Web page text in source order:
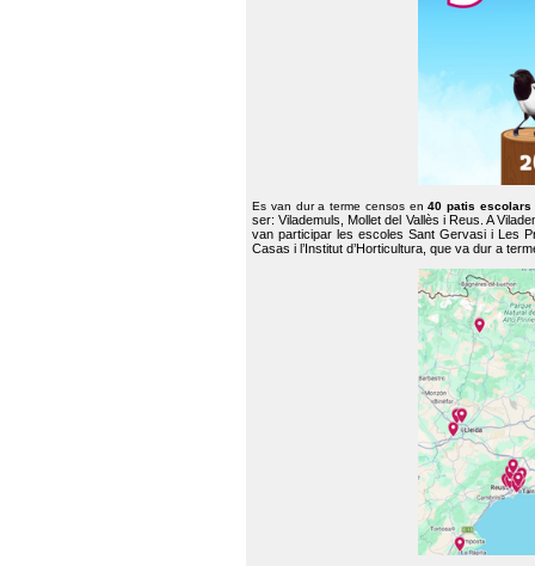
Es van dur a terme censos en40 patis escolars
ser: Vilademuls, Mollet del Vallès i Reus. A
van participar les escoles Sant Gervasi i Les
Casas i l’Institut d’Horticultura, que va dur a